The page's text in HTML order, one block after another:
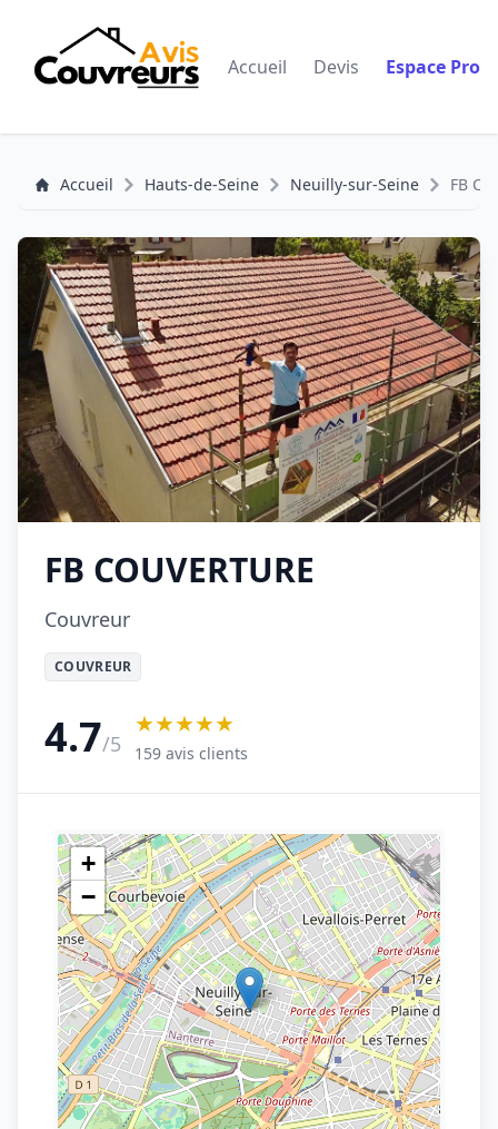
Accueil Devis Espace Pro
Accueil Hauts-de-Seine Neuilly-sur-Seine FB
FB COUVERTURE
Couvreur
COUVREUR
4.7/5
★★★★★
159 avis clients
+
−